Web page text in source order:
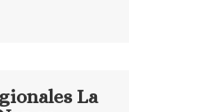
La